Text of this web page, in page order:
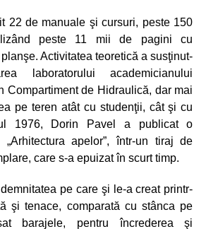
22 de manuale şi cursuri, peste 150
peste 11 mii de pagini cu
Activitatea teoretică a susţinut-
laboratorului academicianului
Compartiment de Hidraulică, dar mai
pe teren atât cu studenţii, cât şi cu
1976, Dorin Pavel a publicat o
„Arhitectura apelor”, într-un tiraj de
care s-a epuizat în scurt timp.
pe care şi le-a creat printr-
şi tenace, comparată cu stânca pe
barajele, pentru încrederea şi